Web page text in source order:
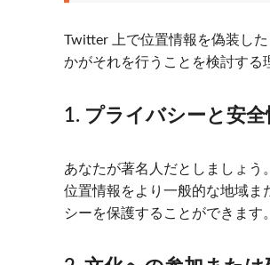
Twitter 上で位置情報を偽装し
かがそれを行うことを検討する
1. プライバシーと安
あなたが著名人だとしましょ
位置情報をより一般的な地域ま
シーを保護することができます。